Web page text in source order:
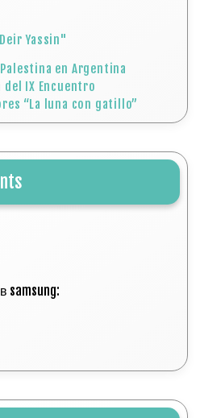
Yassin"
en Argentina
IX Encuentro
“La luna con gatillo”
samsung: